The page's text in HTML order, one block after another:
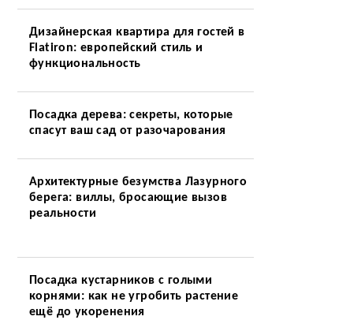
Дизайнерская квартира для гостей в
Flatiron: европейский стиль и
функциональность
Посадка дерева: секреты, которые
спасут ваш сад от разочарования
Архитектурные безумства Лазурного
берега: виллы, бросающие вызов
реальности
Посадка кустарников с голыми
корнями: как не угробить растение
ещё до укоренения